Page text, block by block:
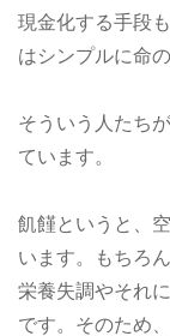
現金化する手段
はシンプルに命
そういう人たち
ています。
飢饉というと、
います。もちろ
栄養失調やそれ
です。そのため